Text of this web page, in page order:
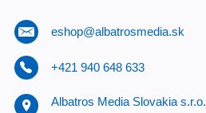
eshop@albatrosmedia.sk
+421 940 648 633
Albatros Media Slovakia s.r.o.